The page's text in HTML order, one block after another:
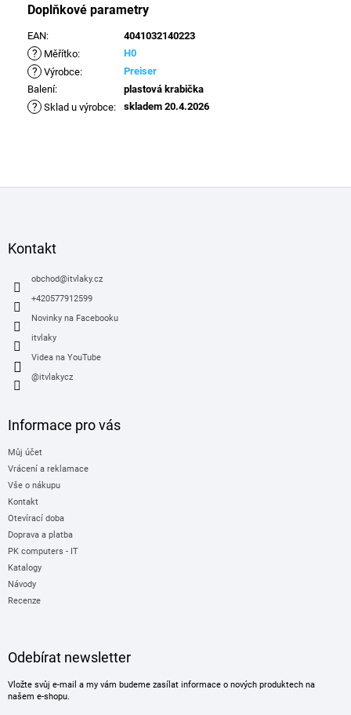
Doplňkové parametry
EAN: 4041032140223
? Měřítko: H0
? Výrobce:
Preiser
Balení: plastová krabička
? Sklad u výrobce: skladem 20.4.2026
Kontakt
obchod@itvlaky.cz
+420577912599
Novinky na Facebooku
itvlaky
Videa na YouTube
@itvlakycz
Informace pro vás
Můj účet
Vrácení a reklamace
Vše o nákupu
Kontakt
Otevírací doba
Doprava a platba
PK computers - IT
Katalogy
Návody
Recenze
Odebírat newsletter
Vložte svůj e-mail a my vám budeme zasílat informace o nových produktech na
našem e-shopu.